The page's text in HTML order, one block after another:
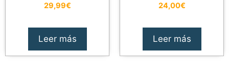
29,99€
Leer más
24,00€
Leer más